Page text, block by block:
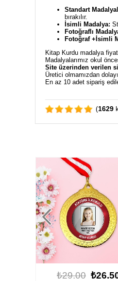
Standart
bırakılır.
İsimli Madalya:
Fotoğraflı
Fotoğraf +İsimli
Kitap Kurdu madalya
Madalyalarımız okul
Site üzerinden verilen
Üretici olmamızdan
En az 10 adet sipariş
(1629
₺29.00